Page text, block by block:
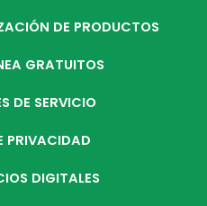
DE PRODUCTOS
GRATUITOS
DE SERVICIO
PRIVACIDAD
DIGITALES